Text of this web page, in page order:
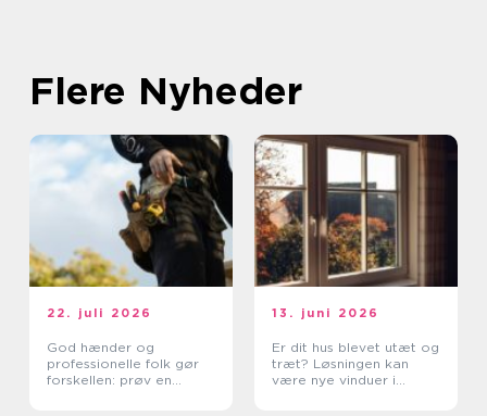
Flere Nyheder
22. juli 2026
God hænder og
professionelle folk gør
forskellen: prøv en
13. juni 2026
Er dit hus blevet utæt og
træt? Løsningen kan
være nye vinduer i